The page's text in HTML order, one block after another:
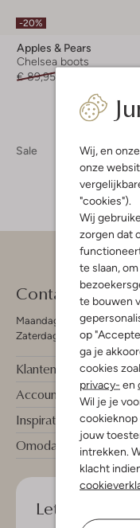
Wij, en onze
onze
"cookies").
Wij
zorgen dat
te slaan,
te bouwen
op
ga je
cookies
privacy- en
Wil je je
cookieknop
jouw
intrekken.
klacht
-20%
Apples & Pears
Chelsea boots
€ 89,95
Sale
Contact
Maandag - Vrijdag 09:00 -
Zaterdag 09:00 - 17:00 uur
Klantenservice
Account
Inspiratie
Omoda
Let's keep in